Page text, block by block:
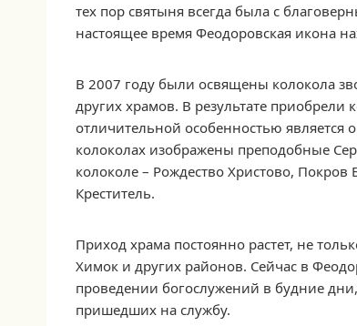
тех пор святыня всегда была с
настоящее время Феодоровская икона
В 2007 году были освящены колокола
других храмов. В результате приобрели
отличительной особенностью
колоколах изображены преподобные
колоколе – Рождество Христово,
Креститель.
Приход храма постоянно растет, не
Химок и других районов. Сейчас в
проведении богослужений в будние
пришедших на службу.